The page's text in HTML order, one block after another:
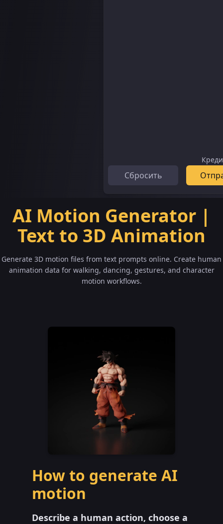
Сбросить
AI Motion Generator |
Text to 3D Animation
Generate 3D motion files from text prompts online. Create human
animation data for walking, dancing, gestures, and character
motion workflows.
How to generate AI
motion
Describe a human action, choose a